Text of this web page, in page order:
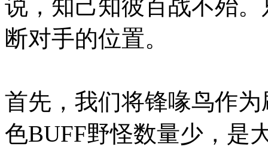
说，知己知彼百战不殆
断对手的位置。
首先，我们将锋喙鸟作
色BUFF野怪数量少，是